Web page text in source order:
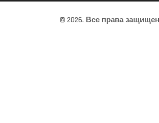
© 2026. Все права